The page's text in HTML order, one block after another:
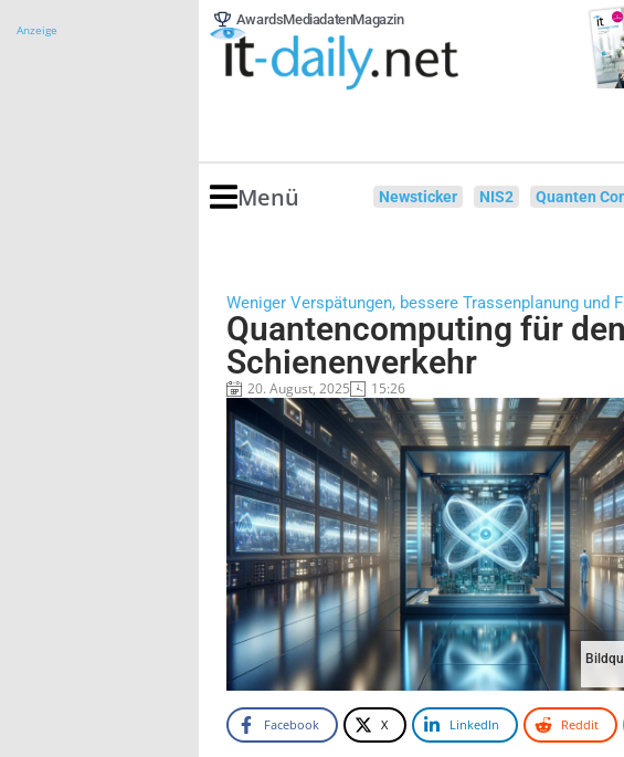
Anzeige
AwardsMediadatenMagazin
Menü Newsticker NIS2 Quanten
Weniger Verspätungen, bessere Trassenplanung und
Quantencomputing für den
Schienenverkehr
20. August, 2025 15:26
Facebook X LinkedIn Reddit